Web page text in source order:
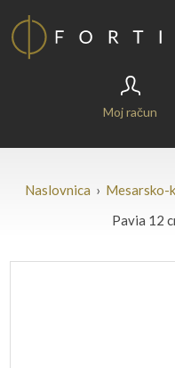
Moj račun
Naslovnica › Mesarsko-
Pavia 12